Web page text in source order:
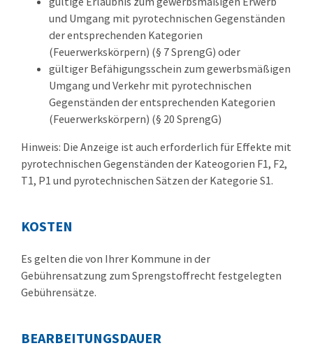
und Umgang mit pyrotechnischen Gegenständen
der entsprechenden Kategorien
(Feuerwerkskörpern) (§ 7 SprengG) oder
gültiger Befähigungsschein zum gewerbsmäßigen
Umgang und Verkehr mit pyrotechnischen
Gegenständen der entsprechenden Kategorien
(Feuerwerkskörpern) (§ 20 SprengG)
Hinweis: Die Anzeige ist auch erforderlich für Effekte mit
pyrotechnischen Gegenständen der Kateogorien F1, F2,
T1, P1 und pyrotechnischen Sätzen der Kategorie S1.
KOSTEN
Es gelten die von Ihrer Kommune in der
Gebührensatzung zum Sprengstoffrecht festgelegten
Gebührensätze.
BEARBEITUNGSDAUER